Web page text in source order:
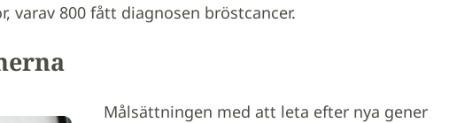
varav 800 fått diagnosen bröstcancer.
Målsättningen med att leta efter nya gener